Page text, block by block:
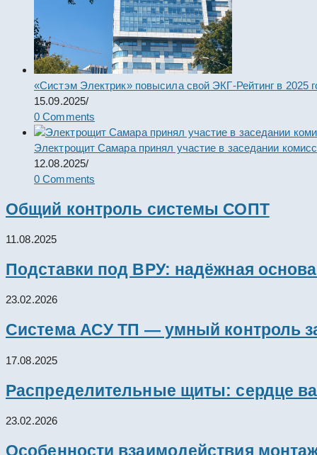
«Систэм Электрик» повысила свой ЭКГ-Рейтинг в 2025
15.09.2025/
0 Comments
Электрощит Самара принял участие в заседании
12.08.2025/
0 Comments
Общий контроль системы СОПТ
11.08.2025
Подставки под ВРУ: надёжная
23.02.2026
Система АСУ ТП — умный контроль
17.08.2025
Распределительные щиты: сердце
23.02.2026
Особенности взаимодействия